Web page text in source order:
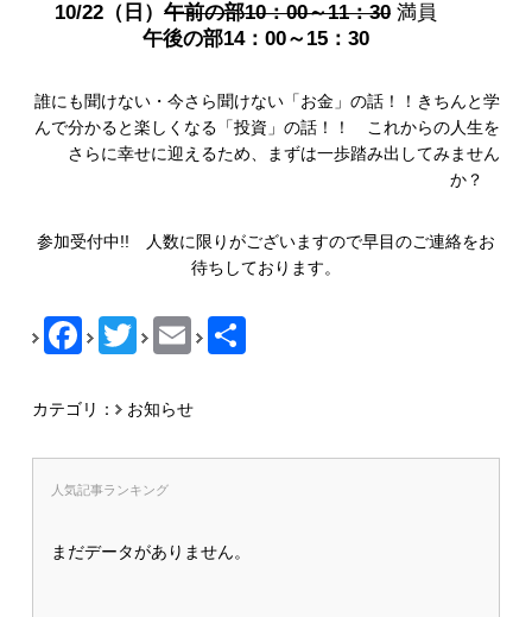
10/22（日） 午前の部10：00～11：30満員
午後の部14：00～15：30
誰にも聞けない・今さら聞けない「お金」の話！！きちんと学
んで分かると楽しくなる「投資」の話！！ これからの人生を
さらに幸せに迎えるため、まずは一歩踏み出してみません
か？
参加受付中!! 人数に限りがございますので早目のご連絡をお
待ちしております。
Facebook
Twitter
Email
カテゴリ： お知らせ
人気記事ランキング
まだデータがありません。